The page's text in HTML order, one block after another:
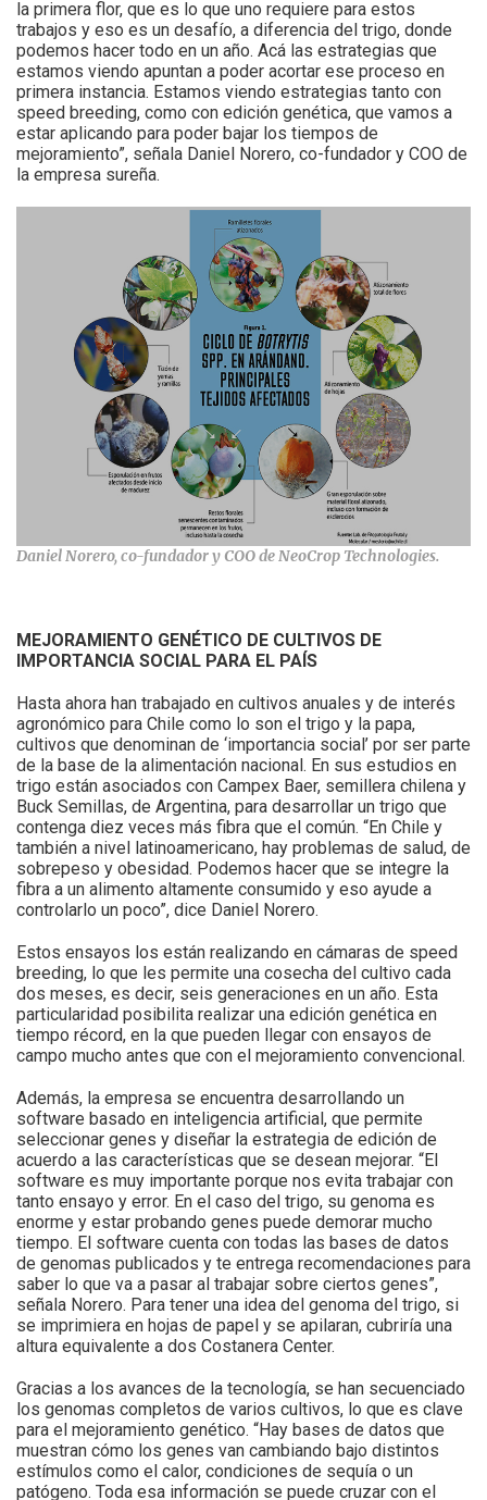
la primera flor, que es lo que uno requiere para estos
trabajos y eso es un desafío, a diferencia del trigo, donde
podemos hacer todo en un año. Acá las estrategias que
estamos viendo apuntan a poder acortar ese proceso en
primera instancia. Estamos viendo estrategias tanto con
speed breeding, como con edición genética, que vamos a
estar aplicando para poder bajar los tiempos de
mejoramiento”, señala Daniel Norero, co-fundador y COO de
la empresa sureña.
Daniel Norero, co-fundador y COO de NeoCrop Technologies.
MEJORAMIENTO GENÉTICO DE CULTIVOS DE
IMPORTANCIA SOCIAL PARA EL PAÍS
Hasta ahora han trabajado en cultivos anuales y de interés
agronómico para Chile como lo son el trigo y la papa,
cultivos que denominan de ‘importancia social’ por ser parte
de la base de la alimentación nacional. En sus estudios en
trigo están asociados con Campex Baer, semillera chilena y
Buck Semillas, de Argentina, para desarrollar un trigo que
contenga diez veces más fibra que el común. “En Chile y
también a nivel latinoamericano, hay problemas de salud, de
sobrepeso y obesidad. Podemos hacer que se integre la
fibra a un alimento altamente consumido y eso ayude a
controlarlo un poco”, dice Daniel Norero.
Estos ensayos los están realizando en cámaras de speed
breeding, lo que les permite una cosecha del cultivo cada
dos meses, es decir, seis generaciones en un año. Esta
particularidad posibilita realizar una edición genética en
tiempo récord, en la que pueden llegar con ensayos de
campo mucho antes que con el mejoramiento convencional.
Además, la empresa se encuentra desarrollando un
software basado en inteligencia artificial, que permite
seleccionar genes y diseñar la estrategia de edición de
acuerdo a las características que se desean mejorar. “El
software es muy importante porque nos evita trabajar con
tanto ensayo y error. En el caso del trigo, su genoma es
enorme y estar probando genes puede demorar mucho
tiempo. El software cuenta con todas las bases de datos
de genomas publicados y te entrega recomendaciones para
saber lo que va a pasar al trabajar sobre ciertos genes”,
señala Norero. Para tener una idea del genoma del trigo, si
se imprimiera en hojas de papel y se apilaran, cubriría una
altura equivalente a dos Costanera Center.
Gracias a los avances de la tecnología, se han secuenciado
los genomas completos de varios cultivos, lo que es clave
para el mejoramiento genético. “Hay bases de datos que
muestran cómo los genes van cambiando bajo distintos
estímulos como el calor, condiciones de sequía o un
patógeno. Toda esa información se puede cruzar con el